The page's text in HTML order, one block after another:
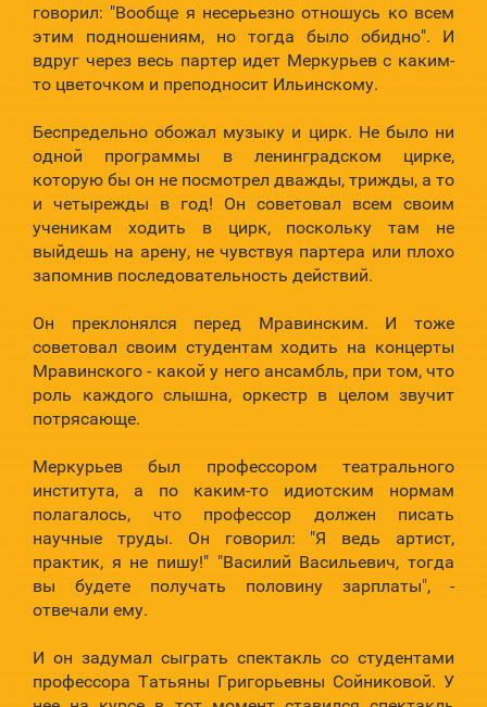
говорил: "Вообще я несерьезно отношусь ко всем
этим подношениям, но тогда было обидно". И
вдруг через весь партер идет Меркурьев с каким-
то цветочком и преподносит Ильинскому.
Беспредельно обожал музыку и цирк. Не было ни
одной программы в ленинградском цирке,
которую бы он не посмотрел дважды, трижды, а то
и четырежды в год! Он советовал всем своим
ученикам ходить в цирк, поскольку там не
выйдешь на арену, не чувствуя партера или плохо
запомнив последовательность действий.
Он преклонялся перед Мравинским. И тоже
советовал своим студентам ходить на концерты
Мравинского - какой у него ансамбль, при том, что
роль каждого слышна, оркестр в целом звучит
потрясающе.
Меркурьев был профессором театрального
института, а по каким-то идиотским нормам
полагалось, что профессор должен писать
научные труды. Он говорил: "Я ведь артист,
практик, я не пишу!" "Василий Васильевич, тогда
вы будете получать половину зарплаты", -
отвечали ему.
И он задумал сыграть спектакль со студентами
профессора Татьяны Григорьевны Сойниковой. У